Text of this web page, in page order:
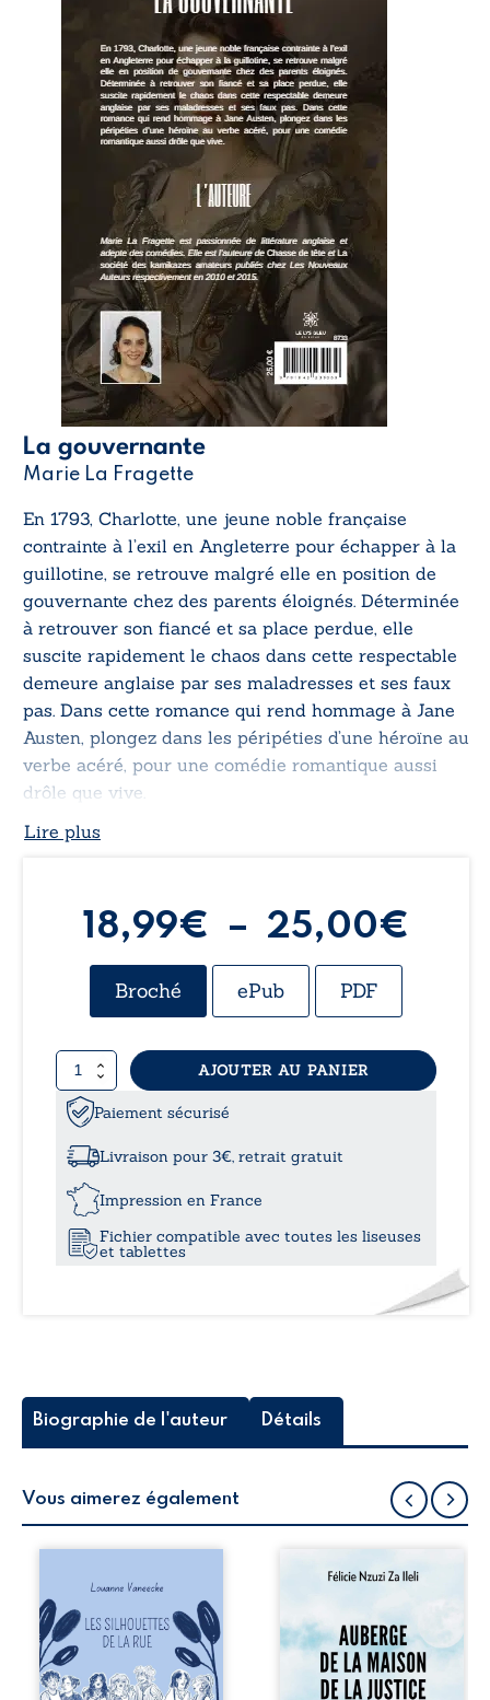
La gouvernante
Marie La Fragette
En 1793, Charlotte, une jeune noble française
contrainte à l’exil en Angleterre pour échapper à la
guillotine, se retrouve malgré elle en position de
gouvernante chez des parents éloignés. Déterminée
à retrouver son fiancé et sa place perdue, elle
suscite rapidement le chaos dans cette respectable
demeure anglaise par ses maladresses et ses faux
pas. Dans cette romance qui rend hommage à Jane
Austen, plongez dans les péripéties d’une héroïne au
verbe acéré, pour une comédie romantique aussi
drôle que vive.
Lire plus
18,99€ – 25,00€
Broché ePub PDF
quantité
de
La
gouvernante
AJOUTER AU PANIER
Paiement sécurisé
Livraison pour 3€, retrait gratuit
Impression en France
Fichier compatible avec toutes les liseuses
et tablettes
Biographie de l'auteur Détails
Vous aimerez également
la rue donne la
parole à six
personnages
ordinaires,
traversés par des
pensées, des
Auberge de la
récit-témoignage
consacré au
parcours
exemplaire de